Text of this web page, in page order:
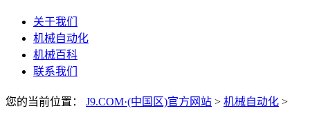
关于我们
机械自动化
机械百科
联系我们
您的当前位置： J9.COM·(中国区)官方网站 > 机械自动化 >